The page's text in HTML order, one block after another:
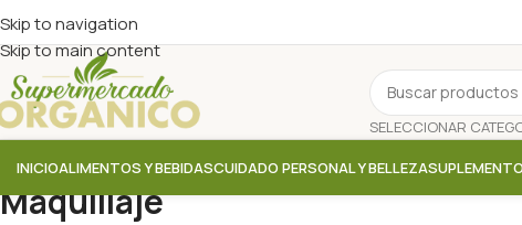
Skip to navigation
Skip to main content
INICIOALIMENTOS Y BEBIDASCUIDADO PERSONAL Y BELLEZA
Maquillaje